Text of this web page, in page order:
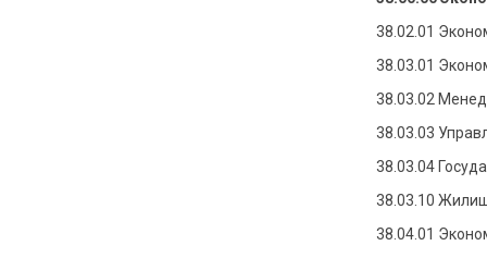
38.02.01
38.03.01
38.03.02
38.03.03
38.03.04
38.03.10
38.04.01